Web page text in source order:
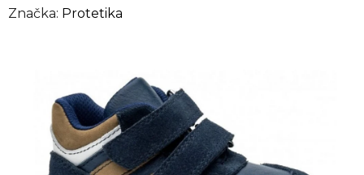
hodnotenie
hviezdičiek.
Značka: Protetika